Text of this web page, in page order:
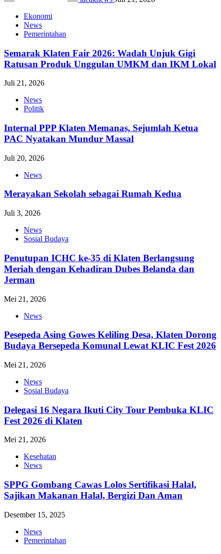
Ekonomi
News
Pemerintahan
Semarak Klaten Fair 2026: Wadah Unjuk Gigi
Ratusan Produk Unggulan UMKM dan IKM Lokal
Juli 21, 2026
News
Politik
Internal PPP Klaten Memanas, Sejumlah Ketua
PAC Nyatakan Mundur Massal
Juli 20, 2026
News
Merayakan Sekolah sebagai Rumah Kedua
Juli 3, 2026
News
Sosial Budaya
Penutupan ICHC ke-35 di Klaten Berlangsung
Meriah dengan Kehadiran Dubes Belanda dan
Jerman
Mei 21, 2026
News
Pesepeda Asing Gowes Keliling Desa, Klaten Dorong
Budaya Bersepeda Komunal Lewat KLIC Fest 2026
Mei 21, 2026
News
Sosial Budaya
Delegasi 16 Negara Ikuti City Tour Pembuka KLIC
Fest 2026 di Klaten
Mei 21, 2026
Kesehatan
News
SPPG Gombang Cawas Lolos Sertifikasi Halal,
Sajikan Makanan Halal, Bergizi Dan Aman
Desember 15, 2025
News
Pemerintahan